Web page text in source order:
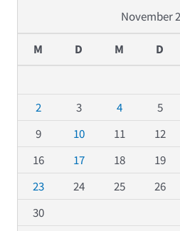
November
M D M D
2
3 4 5
9
10 11 12
16
17 18 19
23
24 25 26
30